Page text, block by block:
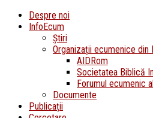
Despre noi
InfoEcum
Știri
Organizații ecumenice din
AIDRom
Societatea Biblică
Forumul ecumenic
Documente
Publicații